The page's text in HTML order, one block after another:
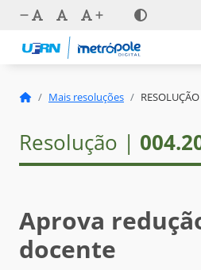
Mais resoluções
Resolução |
Aprova
docente